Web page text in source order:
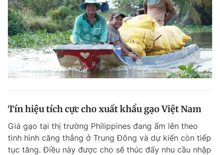
Tín hiệu tích cực cho xuất khẩu gạo Việt Nam
Giá gạo tại thị trường Philippines đang ấm lên theo
tình hình căng thẳng ở Trung Đông và dự kiến còn tiếp
tục tăng. Điều này được cho sẽ thúc đẩy nhu cầu nhập